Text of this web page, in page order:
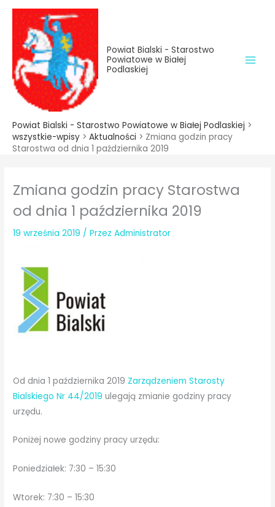
treści
Przejdź
treści
Powiat Bialski - Starostwo
Powiatowe w Białej
Podlaskiej
Powiat Bialski - Starostwo Powiatowe w Białej Podlaskiej >
wszystkie-wpisy > Aktualności > Zmiana godzin pracy
Starostwa od dnia 1 października 2019
Zmiana godzin pracy Starostwa
od dnia 1 października 2019
19 września 2019 / PrzezAdministrator
Od dnia 1 października 2019 Zarządzeniem Starosty
Bialskiego Nr 44/2019 ulegają zmianie godziny pracy
urzędu.
Poniżej nowe godziny pracy urzędu:
Poniedziałek: 7:30 – 15:30
Wtorek: 7:30 – 15:30